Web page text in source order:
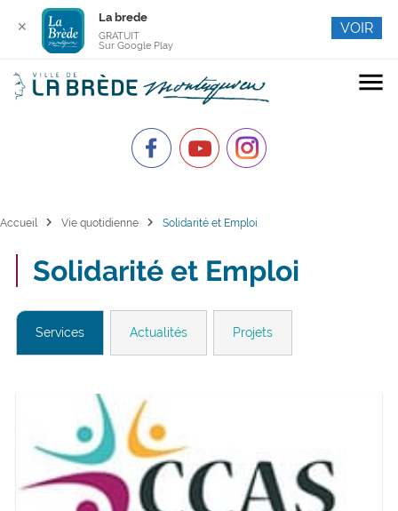
menu
Accueil chevron_right Vie quotidienne chevron_right Solidarité et Emploi
Solidarité et Emploi
Services Actualités Projets
✕
La brede
GRATUIT
Sur Google Play
VOIR